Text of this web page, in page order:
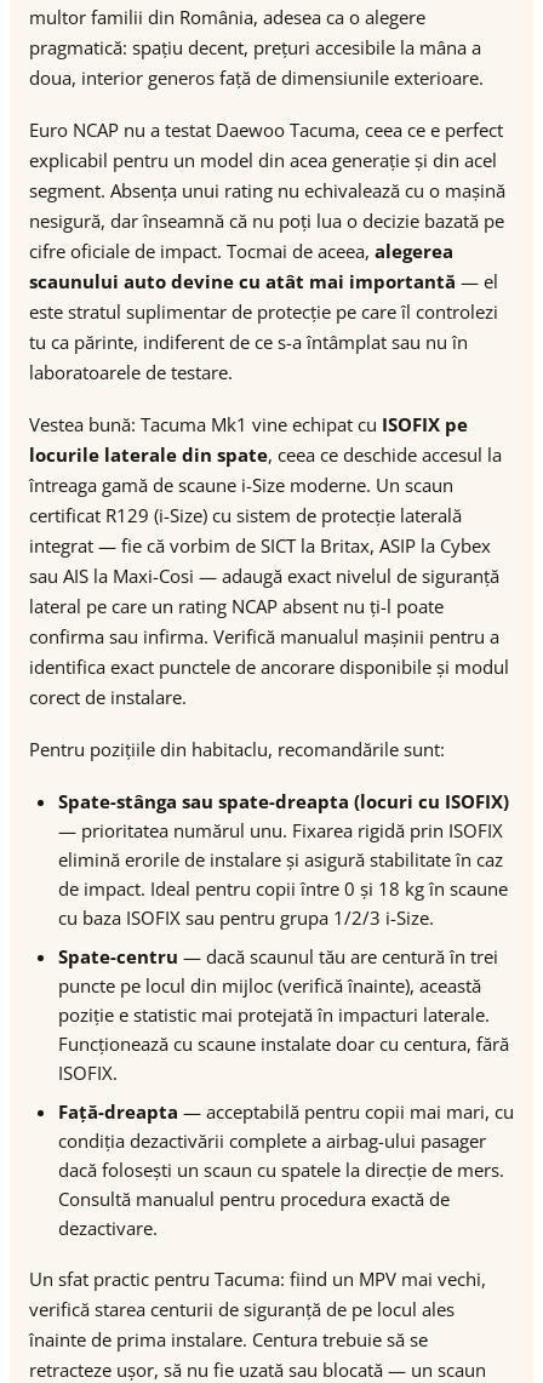
multor familii din România, adesea ca o alegere
pragmatică: spațiu decent, prețuri accesibile la mâna a
doua, interior generos față de dimensiunile exterioare.
Euro NCAP nu a testat Daewoo Tacuma, ceea ce e perfect
explicabil pentru un model din acea generație și din acel
segment. Absența unui rating nu echivalează cu o mașină
nesigură, dar înseamnă că nu poți lua o decizie bazată pe
cifre oficiale de impact. Tocmai de aceea, alegerea
scaunului auto devine cu atât mai importantă — el
este stratul suplimentar de protecție pe care îl controlezi
tu ca părinte, indiferent de ce s-a întâmplat sau nu în
laboratoarele de testare.
Vestea bună: Tacuma Mk1 vine echipat cu ISOFIX pe
locurile laterale din spate, ceea ce deschide accesul la
întreaga gamă de scaune i-Size moderne. Un scaun
certificat R129 (i-Size) cu sistem de protecție laterală
integrat — fie că vorbim de SICT la Britax, ASIP la Cybex
sau AIS la Maxi-Cosi — adaugă exact nivelul de siguranță
lateral pe care un rating NCAP absent nu ți-l poate
confirma sau infirma. Verifică manualul mașinii pentru a
identifica exact punctele de ancorare disponibile și modul
corect de instalare.
Pentru pozițiile din habitaclu, recomandările sunt:
Spate-stânga sau spate-dreapta (locuri cu ISOFIX)
— prioritatea numărul unu. Fixarea rigidă prin ISOFIX
elimină erorile de instalare și asigură stabilitate în caz
de impact. Ideal pentru copii între 0 și 18 kg în scaune
cu baza ISOFIX sau pentru grupa 1/2/3 i-Size.
Spate-centru — dacă scaunul tău are centură în trei
puncte pe locul din mijloc (verifică înainte), această
poziție e statistic mai protejată în impacturi laterale.
Funcționează cu scaune instalate doar cu centura, fără
ISOFIX.
Față-dreapta — acceptabilă pentru copii mai mari, cu
condiția dezactivării complete a airbag-ului pasager
dacă folosești un scaun cu spatele la direcție de mers.
Consultă manualul pentru procedura exactă de
dezactivare.
Un sfat practic pentru Tacuma: fiind un MPV mai vechi,
verifică starea centurii de siguranță de pe locul ales
înainte de prima instalare. Centura trebuie să se
retracteze ușor, să nu fie uzată sau blocată — un scaun